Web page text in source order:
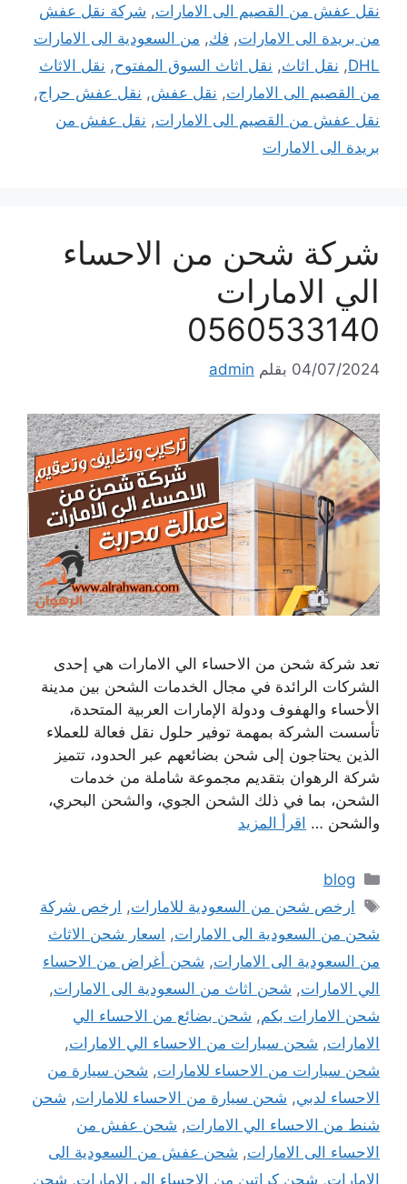
نقل عفش من القصيم الى الامارات, شركة نقل عفش
من بريدة الى الامارات, فك, من السعودية الى الامارات
DHL
, نقل اثاث, نقل اثاث السوق المفتوح, نقل الاثاث
من القصيم الى الامارات, نقل عفش, نقل عفش حراج,
نقل عفش من القصيم الى الامارات, نقل عفش من
بريدة الى الامارات
شركة شحن من الاحساء
الي الامارات
0560533140
04/07/2024 بقلم admin
تعد شركة شحن من الاحساء الي الامارات هي إحدى
الشركات الرائدة في مجال الخدمات الشحن بين مدينة
الأحساء والهفوف ودولة الإمارات العربية المتحدة،
تأسست الشركة بمهمة توفير حلول نقل فعالة للعملاء
الذين يحتاجون إلى شحن بضائعهم عبر الحدود، تتميز
شركة الرهوان بتقديم مجموعة شاملة من خدمات
الشحن، بما في ذلك الشحن الجوي، والشحن البحري،
والشحن … اقرأ المزيد
التصنيفات
blog
الوسوم
ارخص شحن من السعودية للامارات, ارخص شركة
شحن من السعودية الى الامارات, اسعار شحن الاثاث
من السعودية الى الامارات, شحن أغراض من الاحساء
الي الامارات, شحن اثاث من السعودية الى الامارات,
شحن الامارات بكم, شحن بضائع من الاحساء الي
الامارات, شحن سيارات من الاحساء الي الامارات,
شحن سيارات من الاحساء للامارات, شحن سيارة من
الاحساء لدبي, شحن سيارة من الاحساء للامارات, شحن
شنط من الاحساء الي الامارات, شحن عفش من
الاحساء الى الامارات, شحن عفش من السعودية الى
الامارات, شحن كراتين من الاحساء الي الامارات, شحن